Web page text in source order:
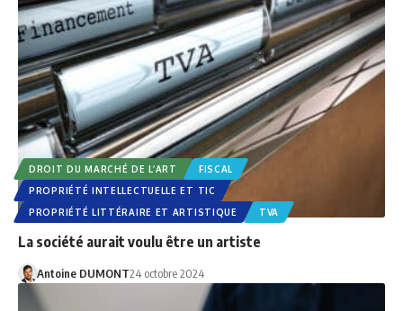
DROIT DU MARCHÉ DE L’ART
FISCAL
PROPRIÉTÉ INTELLECTUELLE ET TIC
PROPRIÉTÉ LITTÉRAIRE ET ARTISTIQUE
TVA
La société aurait voulu être un artiste
Antoine DUMONT24 octobre 2024